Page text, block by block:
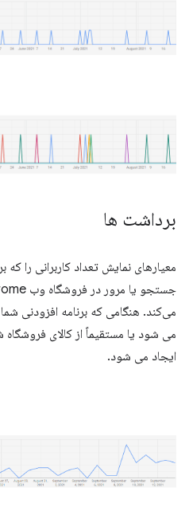
برداشت ها
معیارهای نمایش تعداد کاربرانی را که
می‌کند. هنگامی که برنامه افزودنی
می شود یا مستقیماً از کالای
ایجاد می شود.